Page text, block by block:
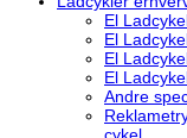
El
El
El
El
Andre